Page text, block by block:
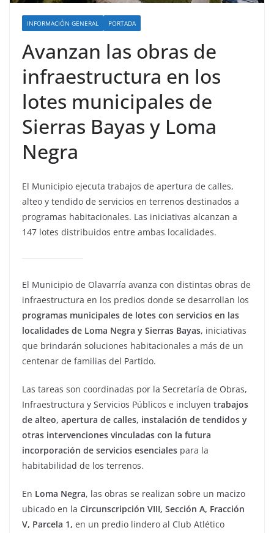
INFORMACIÓN GENERAL PORTADA
Avanzan las obras de
infraestructura en los
lotes municipales de
Sierras Bayas y Loma
Negra
El Municipio ejecuta trabajos de apertura de calles,
alteo y tendido de servicios en terrenos destinados a
programas habitacionales. Las iniciativas alcanzan a
147 lotes distribuidos entre ambas localidades.
El Municipio de Olavarría avanza con distintas obras de
infraestructura en los predios donde se desarrollan los
programas municipales de lotes con servicios en las
localidades de Loma Negra y Sierras Bayas, iniciativas
que brindarán soluciones habitacionales a más de un
centenar de familias del Partido.
Las tareas son coordinadas por la Secretaría de Obras,
Infraestructura y Servicios Públicos e incluyen trabajos
de alteo, apertura de calles, instalación de tendidos y
otras intervenciones vinculadas con la futura
incorporación de servicios esenciales para la
habitabilidad de los terrenos.
En Loma Negra, las obras se realizan sobre un macizo
ubicado en la Circunscripción VIII, Sección A, Fracción
V, Parcela 1, en un predio lindero al Club Atlético